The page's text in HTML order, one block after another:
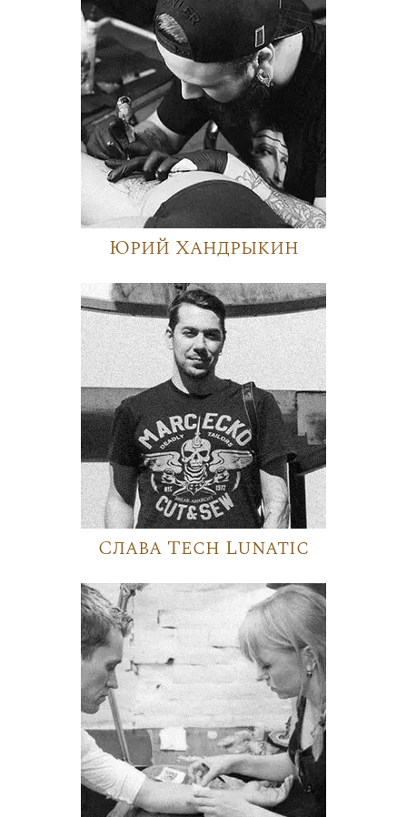
Юрий Хандрыкин
Слава Tech Lunatic